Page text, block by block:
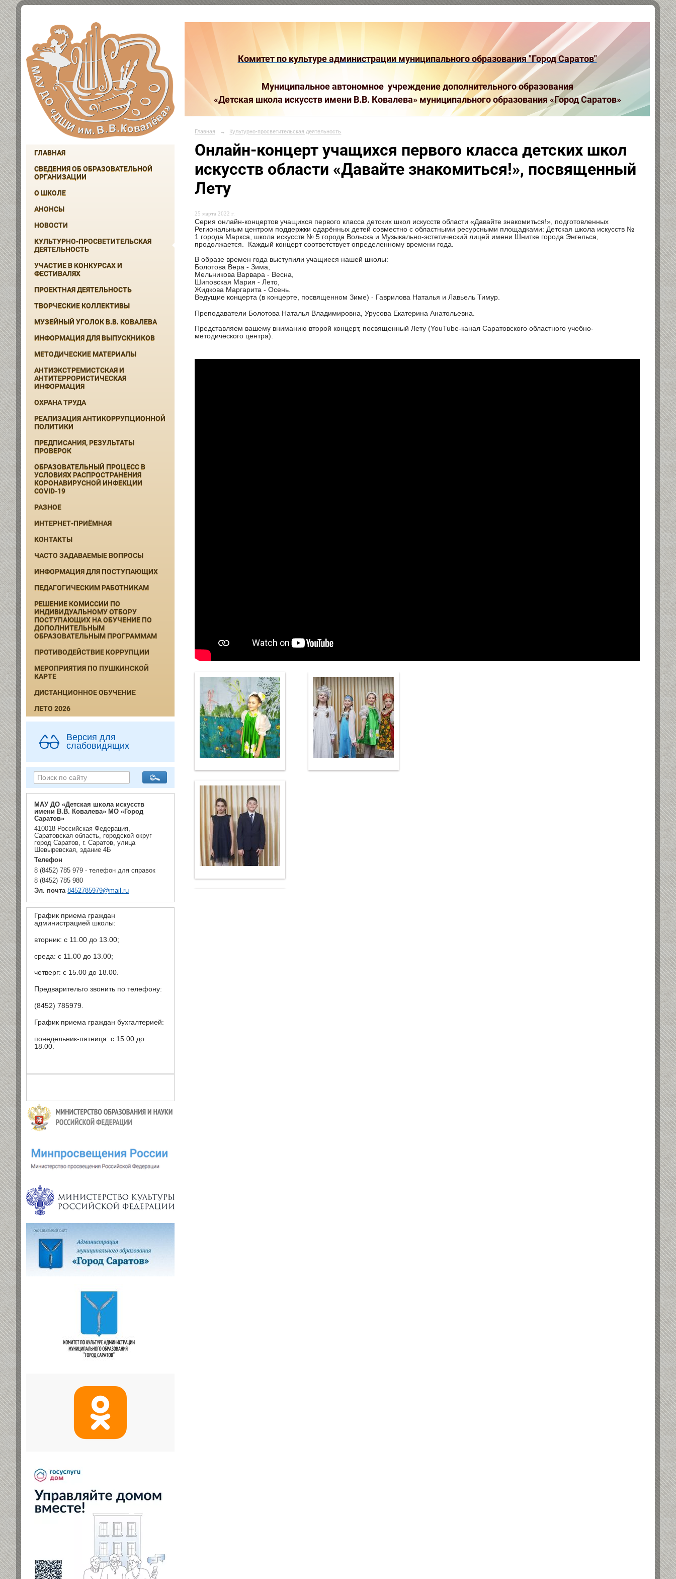
ГЛАВНАЯ
СВЕДЕНИЯ ОБ ОБРАЗОВАТЕЛЬНОЙ
ОРГАНИЗАЦИИ
О ШКОЛЕ
АНОНСЫ
НОВОСТИ
КУЛЬТУРНО-ПРОСВЕТИТЕЛЬСКАЯ
ДЕЯТЕЛЬНОСТЬ
УЧАСТИЕ В КОНКУРСАХ И
ФЕСТИВАЛЯХ
ПРОЕКТНАЯ ДЕЯТЕЛЬНОСТЬ
ТВОРЧЕСКИЕ КОЛЛЕКТИВЫ
МУЗЕЙНЫЙ УГОЛОК В.В. КОВАЛЕВА
ИНФОРМАЦИЯ ДЛЯ ВЫПУСКНИКОВ
МЕТОДИЧЕСКИЕ МАТЕРИАЛЫ
АНТИЭКСТРЕМИСТСКАЯ И
АНТИТЕРРОРИСТИЧЕСКАЯ
ИНФОРМАЦИЯ
ОХРАНА ТРУДА
РЕАЛИЗАЦИЯ АНТИКОРРУПЦИОННОЙ
ПОЛИТИКИ
ПРЕДПИСАНИЯ, РЕЗУЛЬТАТЫ
ПРОВЕРОК
ОБРАЗОВАТЕЛЬНЫЙ ПРОЦЕСС В
УСЛОВИЯХ РАСПРОСТРАНЕНИЯ
КОРОНАВИРУСНОЙ ИНФЕКЦИИ
COVID-19
РАЗНОЕ
ИНТЕРНЕТ-ПРИЁМНАЯ
КОНТАКТЫ
ЧАСТО ЗАДАВАЕМЫЕ ВОПРОСЫ
ИНФОРМАЦИЯ ДЛЯ ПОСТУПАЮЩИХ
ПЕДАГОГИЧЕСКИМ РАБОТНИКАМ
РЕШЕНИЕ КОМИССИИ ПО
ИНДИВИДУАЛЬНОМУ ОТБОРУ
ПОСТУПАЮЩИХ НА ОБУЧЕНИЕ ПО
ДОПОЛНИТЕЛЬНЫМ
ОБРАЗОВАТЕЛЬНЫМ ПРОГРАММАМ
ПРОТИВОДЕЙСТВИЕ КОРРУПЦИИ
МЕРОПРИЯТИЯ ПО ПУШКИНСКОЙ
КАРТЕ
ДИСТАНЦИОННОЕ ОБУЧЕНИЕ
ЛЕТО 2026
Версия для
слабовидящих
МАУ ДО «Детская школа искусств
имени В.В. Ковалева» МО «Город
Саратов»
410018 Российская Федерация,
Саратовская область, городской округ
город Саратов, г. Саратов, улица
Шевыревская, здание 4Б
Телефон
8 (8452) 785 979 - телефон для справок
8 (8452) 785 980
Эл. почта 8452785979@mail.ru
График приема граждан
администрацией школы:
вторник: с 11.00 до 13.00;
среда: с 11.00 до 13.00;
четверг: с 15.00 до 18.00.
Предварительго звонить по телефону:
(8452) 785979.
График приема граждан бухгалтерией:
понедельник-пятница: с 15.00 до
18.00.
Комитет по культуре администрации муниципального образования "Город Саратов"
Муниципальное автономное учреждение дополнительного образования
«Детская школа искусств имени В.В. Ковалева» муниципального образования «Город Саратов»
Главная → Культурно-просветительская деятельность
Онлайн-концерт учащихся первого класса детских школ
искусств области «Давайте знакомиться!», посвященный
Лету
25 марта 2022 г.
Серия онлайн-концертов учащихся первого класса детских школ искусств области «Давайте знакомиться!», подготовленных
Региональным центром поддержки одарённых детей совместно с областными ресурсными площадками: Детская школа искусств №
1 города Маркса, школа искусств № 5 города Вольска и Музыкально-эстетический лицей имени Шнитке города Энгельса,
продолжается. Каждый концерт соответствует определенному времени года.
В образе времен года выступили учащиеся нашей школы:
Болотова Вера - Зима,
Мельникова Варвара - Весна,
Шиповская Мария - Лето,
Жидкова Маргарита - Осень.
Ведущие концерта (в концерте, посвященном Зиме) - Гаврилова Наталья и Лавьель Тимур.
Преподаватели Болотова Наталья Владимировна, Урусова Екатерина Анатольевна.
Представляем вашему вниманию второй концерт, посвященный Лету (YouTube-канал Саратовского областного учебно-
методического центра).